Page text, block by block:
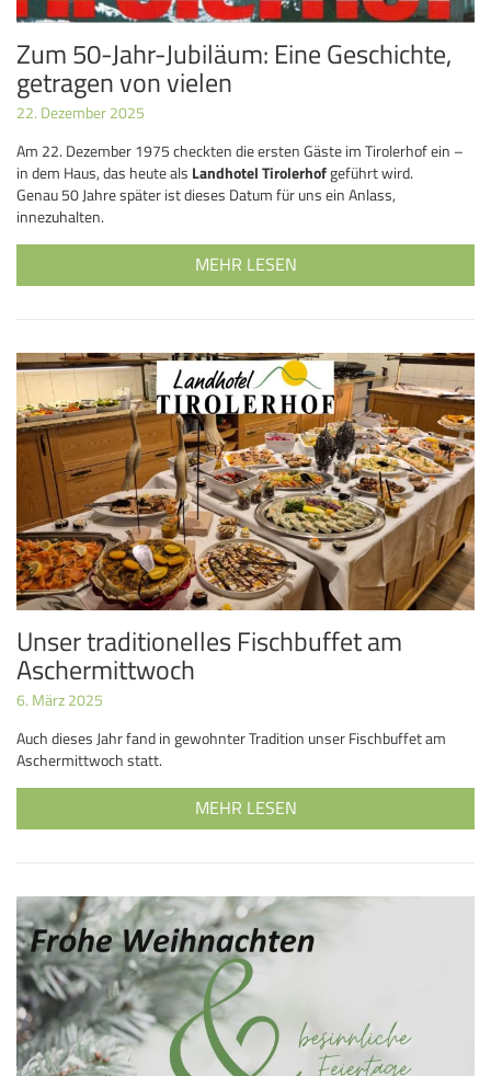
Zum 50-Jahr-Jubiläum: Eine Geschichte,
getragen von vielen
22. Dezember 2025
Am 22. Dezember 1975 checkten die ersten Gäste im Tirolerhof ein –
in dem Haus, das heute als Landhotel Tirolerhofgeführt wird.
Genau 50 Jahre später ist dieses Datum für uns ein Anlass,
innezuhalten.
MEHR LESEN
Unser traditionelles Fischbuffet am
Aschermittwoch
6. März 2025
Auch dieses Jahr fand in gewohnter Tradition unser Fischbuffet am
Aschermittwoch statt.
MEHR LESEN